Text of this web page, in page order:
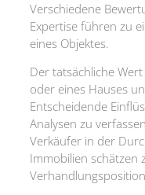
Verschiedene
Expertise führen zu
eines Objektes.
Der tatsächliche
oder eines Hauses
Entscheidende
Analysen zu
Verkäufer in der
Immobilien schätzen